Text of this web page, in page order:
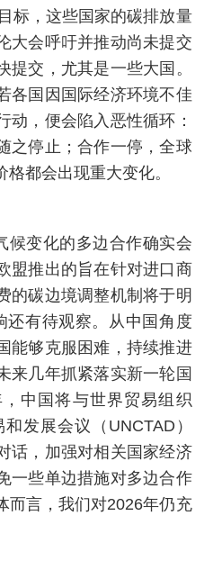
标，这些国家的碳排放量
大会呼吁并推动尚未提交
提交，尤其是一些大国。
各国因国际经济环境不佳
动，便会陷入恶性循环：
之停止；合作一停，全球
都会出现重大变化。
候变化的多边合作确实会
盟推出的旨在针对进口商
的碳边境调整机制将于明
还有待观察。从中国角度
能够克服困难，持续推进
来几年抓紧落实新一轮国
中国将与世界贸易组织
发展会议（UNCTAD）
话，加强对相关国家经济
一些单边措施对多边合作
而言，我们对2026年仍充